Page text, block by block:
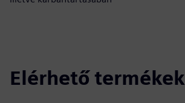
Elérhető termékek